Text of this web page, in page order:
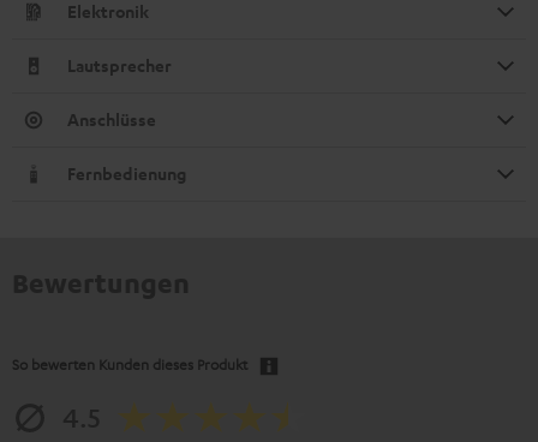
Elektronik
Lautsprecher
Anschlüsse
Fernbedienung
So bewerten Kunden dieses Produkt